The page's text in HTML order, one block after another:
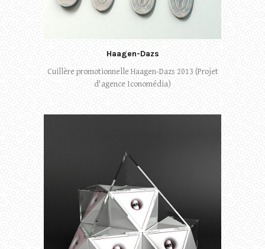
Haagen-Dazs
Cuillère promotionnelle Haagen-Dazs 2013 (Projet
d'agence Iconomédia)